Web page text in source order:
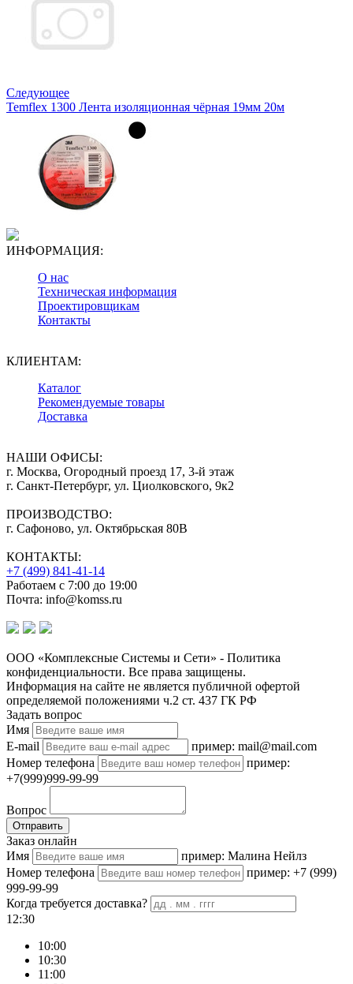
Следующее
Temflex 1300 Лента изоляционная чёрная 19мм 20м
ИНФОРМАЦИЯ:
О нас
Техническая информация
Проектировщикам
Контакты
КЛИЕНТАМ:
Каталог
Рекомендуемые товары
Доставка
НАШИ ОФИСЫ:
г. Москва, Огородный проезд 17, 3-й этаж
г. Санкт-Петербург, ул. Циолковского, 9к2
ПРОИЗВОДСТВО:
г. Сафоново, ул. Октябрьская 80В
КОНТАКТЫ:
+7 (499) 841-41-14
Работаем с 7:00 до 19:00
Почта: info@komss.ru
ООО «Комплексные Системы и Сети» - Политика
конфиденциальности. Все права защищены.
Информация на сайте не является публичной офертой
определяемой положениями ч.2 ст. 437 ГК РФ
Задать вопрос
Имя
E-mail
пример: mail@mail.com
Номер телефона
пример:
+7(999)999-99-99
Вопрос
Отправить
Заказ онлайн
Имя
пример: Малина Нейлз
Номер телефона
пример: +7 (999)
999-99-99
Когда требуется доставка?
12:30
10:00
10:30
11:00